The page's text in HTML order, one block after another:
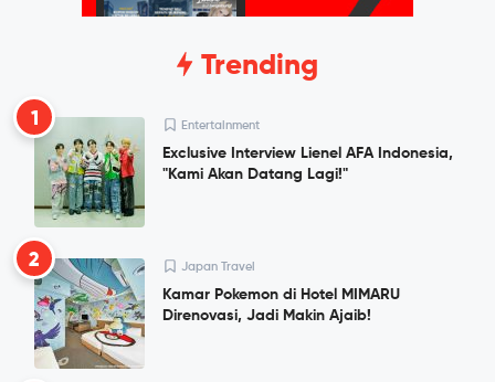
Trending
1 Entertainment
Exclusive Interview Lienel AFA Indonesia,
"Kami Akan Datang Lagi!"
2 Japan Travel
Kamar Pokemon di Hotel MIMARU
Direnovasi, Jadi Makin Ajaib!